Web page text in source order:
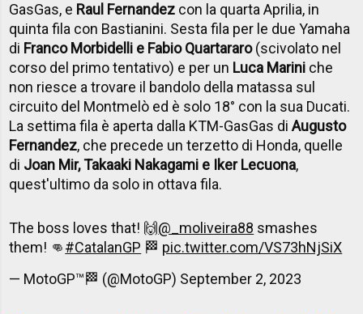
GasGas, e Raul Fernandez con la quarta Aprilia, in
quinta fila con Bastianini. Sesta fila per le due Yamaha
di Franco Morbidelli e Fabio Quartararo(scivolato nel
corso del primo tentativo) e per un Luca Marini che
non riesce a trovare il bandolo della matassa sul
circuito del Montmelò ed è solo 18° con la sua Ducati.
La settima fila è aperta dalla KTM-GasGas diAugusto
Fernandez, che precede un terzetto di Honda, quelle
di Joan Mir, Takaaki Nakagami e Iker Lecuona,
quest'ultimo da solo in ottava fila.
The boss loves that! 🙌@_moliveira88 smashes
them! 👊#CatalanGP 🏁 pic.twitter.com/VS73hNjSiX
— MotoGP™🏁 (@MotoGP) September 2, 2023